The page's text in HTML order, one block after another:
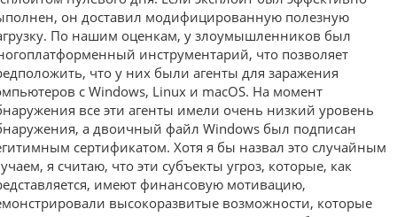
он доставил модифицированную полезную
По нашим оценкам, у злоумышленников был
инструментарий, что позволяет
что у них были агенты для заражения
с Windows, Linux и macOS. На момент
все эти агенты имели очень низкий уровень
а двоичный файл Windows был подписан
сертификатом. Хотя я бы назвал это случайным
я считаю, что эти субъекты угроз, которые, как
имеют финансовую мотивацию,
высокоразвитые возможности, которые